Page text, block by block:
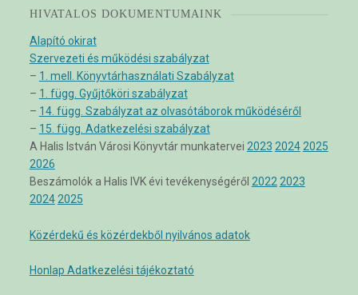
HIVATALOS DOKUMENTUMAINK
Alapító okirat
Szervezeti és működési szabályzat
– 1. mell. Könyvtárhasználati Szabályzat
– 1. függ. Gyűjtőköri szabályzat
– 14. függ. Szabályzat az olvasótáborok működéséről
– 15. függ. Adatkezelési szabályzat
A Halis István Városi Könyvtár munkatervei 2023 2024 2025
2026
Beszámolók a Halis IVK évi tevékenységéről 2022 2023
2024 2025
Közérdekű és közérdekből nyilvános adatok
Honlap Adatkezelési tájékoztató